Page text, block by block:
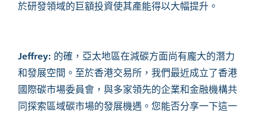
於研發領域的巨額投資使其產能得以大幅提升。
Jeffrey: 的確，亞太地區在減碳方面尚有龐大的潛力
和發展空間。至於香港交易所，我們最近成立了香港
國際碳市場委員會，與多家領先的企業和金融機構共
同探索區域碳市場的發展機遇。您能否分享一下這一